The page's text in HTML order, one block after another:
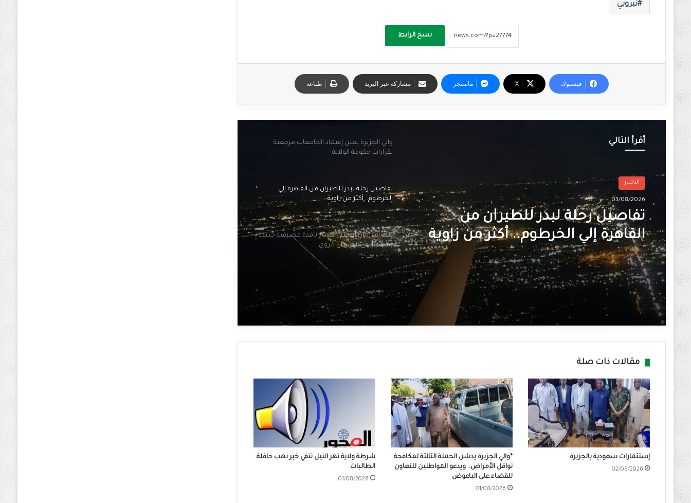
نيروبي
نسخ الرابط
فيسبوك ‫X ماسنجر مشاركة عبر البريد طباعة
أقرأ التالي
الاخبار
03/08/2026
تفاصيل رحلة لبدر للطيران من
القاهرة إلي الخرطوم.. أكثر من زاوية
والي الجزيرة يعلن إعتماد الجامعات مرجعية
لقرارات حكومة الولاية
تفاصيل رحلة لبدر للطيران من القاهرة إلي
الخرطوم.. أكثر من زاوية
بنك أمدرمان الوطني يفتتح نافذة مصرفية جديدة
بمستشفى الضمان مروي
مقالات ذات صلة
إستثمارات سعودية بالجزيرة
02/08/2026
*والي الجزيرة يدشن الحملة الثالثة لمكافحة
نواقل الأمراض.. ويدعو المواطنين للتعاون
للقضاء على الباعوض
01/08/2026
شرطة ولاية نهر النيل تنفي خبر نهب حافلة
الطالبات
01/08/2026